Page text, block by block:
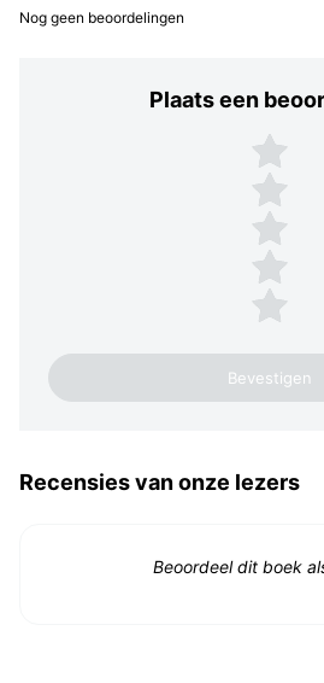
Nog geen beoordelingen
Plaats een
Plaats
5 sterren
4 sterren
3 sterren
2 sterren
1 ster
Recensies van onze lezers
Beoordeel dit boek